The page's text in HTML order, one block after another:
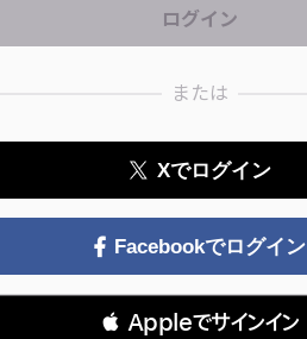
または
Xでログイン
Facebookでログイン
 Appleでサインイン